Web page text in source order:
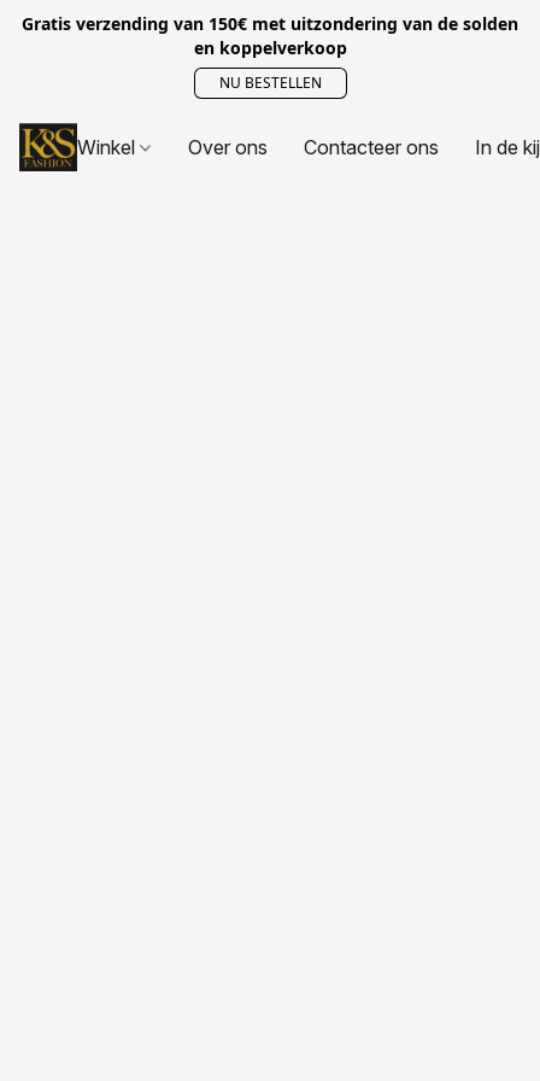
Gratis verzending van 150€ met uitzondering van de solden
en koppelverkoop
NU BESTELLEN
Winkel Over ons Contacteer ons In de